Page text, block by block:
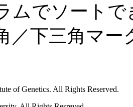
ムでソート
／下三角マ
of Genetics. All Rights Reserved.